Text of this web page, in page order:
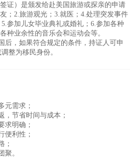
证）是颁发给赴美国旅游或探亲的申请
；2.旅游观光；3.就医；4.处理突发事件
参加儿女毕业典礼或婚礼；6.参加各种
种业余性的音乐会和运动会等。
后，如果符合规定的条件，持证人可申
整为移民身份。
元需求；
，节省时间与成本；
求明确；
便利性；
；
聚。